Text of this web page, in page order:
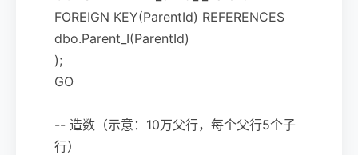
FOREIGN KEY(ParentId) REFERENCES
dbo.Parent_I(ParentId)
);
GO
-- 造数（示意：10万父行，每个父行5个子
行）